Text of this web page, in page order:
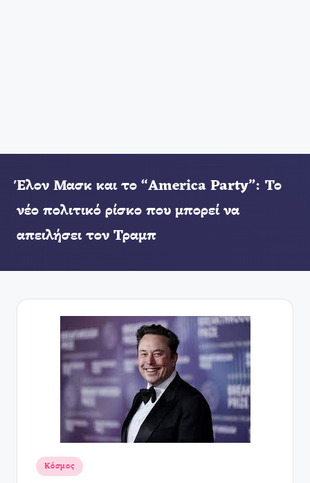
Έλον Μασκ και το “America Party”: Το
νέο πολιτικό ρίσκο που μπορεί να
απειλήσει τον Τραμπ
Αναρτήθηκε
σε
Κόσμος